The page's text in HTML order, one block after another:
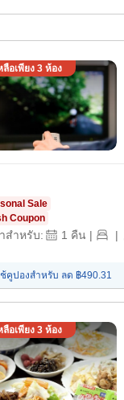
ลือเพียง 3ห้อง
Sale
Coupon
สำหรับ: 1 คืน | |
คูปองสำหรับ ลด ฿490.31
ลือเพียง 3ห้อง